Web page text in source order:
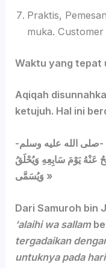
Praktis,
muka.
Waktu yang tepat
Aqiqah
ketujuh. Hal ini
الله عليه وسلم-
عَنْهُ يَوْمَ سَابِعِهِ وَيُحْلَقُ
وَيُسَمَّى »
Dari Samuroh bin
‘alaihi wa sallam
tergadaikan
untuknya pada